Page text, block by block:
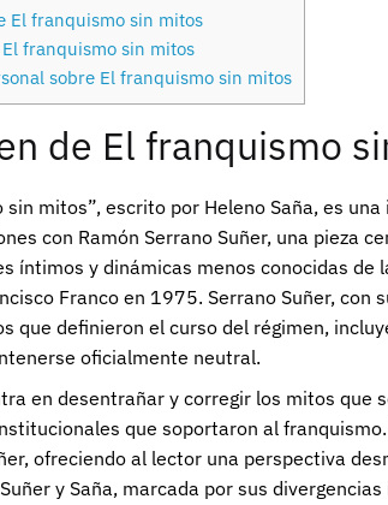
El franquismo sin mitos
franquismo sin mitos
sobre El franquismo sin mitos
de El franquismo
sin mitos”, escrito por Heleno Saña, es
con Ramón Serrano Suñer, una pieza
íntimos y dinámicas menos conocidas de
Franco en 1975. Serrano Suñer,
que definieron el curso del régimen,
oficialmente neutral.
en desentrañar y corregir los mitos que
que soportaron al
ofreciendo al lector una perspectiva
y Saña, marcada por sus